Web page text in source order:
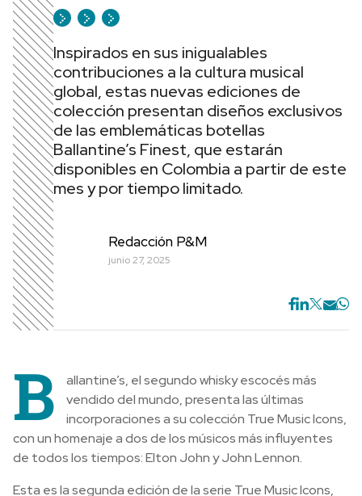
Inspirados en sus inigualables
contribuciones a la cultura musical
global, estas nuevas ediciones de
colección presentan diseños exclusivos
de las emblemáticas botellas
Ballantine’s Finest, que estarán
disponibles en Colombia a partir de este
mes y por tiempo limitado.
Redacción P&M
junio 27, 2025
B
allantine’s, el segundo whisky escocés más
vendido del mundo, presenta las últimas
incorporaciones a su colección True Music Icons,
con un homenaje a dos de los músicos más influyentes
de todos los tiempos: Elton John y John Lennon.
Esta es la segunda edición de la serie True Music Icons,